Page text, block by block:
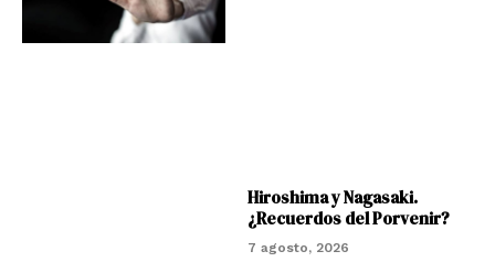
Hiroshima y Nagasaki.
¿Recuerdos del Porvenir?
7 agosto, 2026